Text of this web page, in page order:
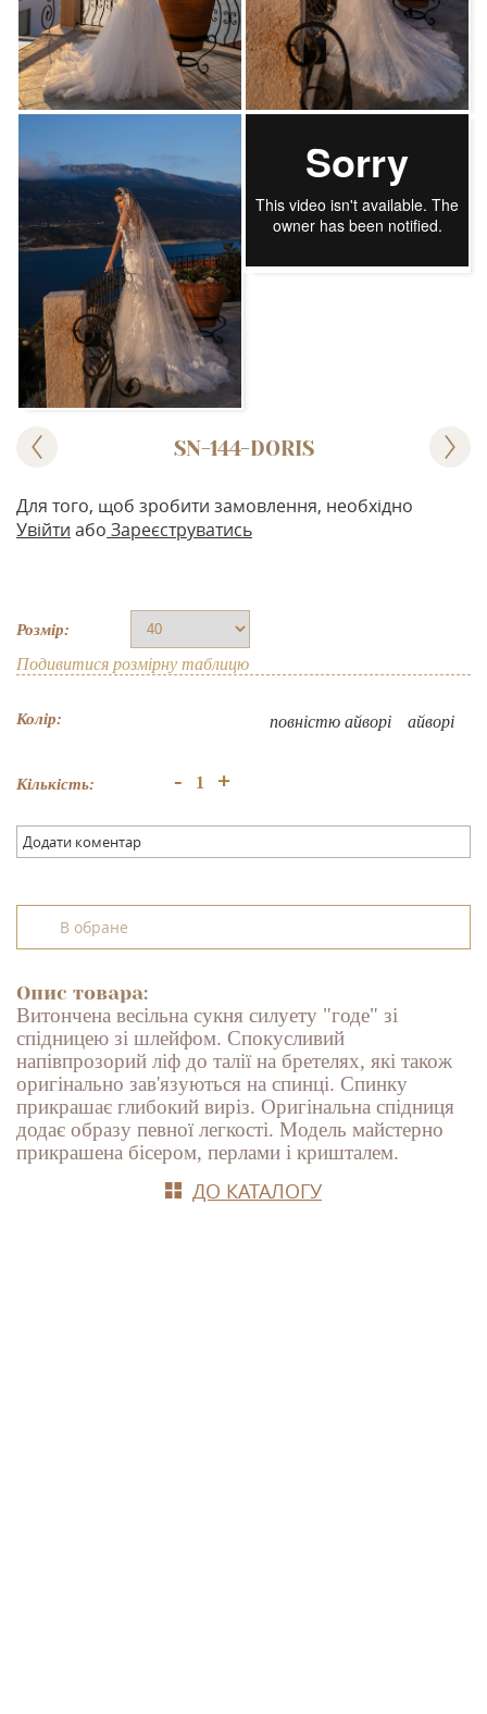
SN-144-DORIS
Для того, щоб зробити замовлення, необхідно
Увійти або Зареєструватись
Розмір:
Подивитися розмірну таблицю
Колір: айворі
повнiстю айворi
Кількість: - +
Додати коментар
В обране
Опис товара:
Витончена весільна сукня силуету "годе" зі
спідницею зі шлейфом. Спокусливий
напівпрозорий ліф до талії на бретелях, які також
оригінально зав'язуються на спинці. Спинку
прикрашає глибокий виріз. Оригінальна спідниця
додає образу певної легкості. Модель майстерно
прикрашена бісером, перлами і кришталем.
ДО КАТАЛОГУ